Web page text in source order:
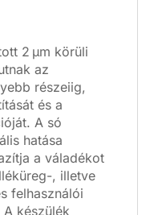
2 µm körüli
az
részeiig,
és a
A só
hatása
a váladékot
, illetve
felhasználói
A készülék